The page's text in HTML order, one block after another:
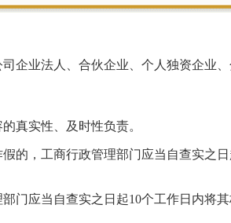
企业法人、合伙企业、个人独资企业
真实性、及时性负责。
的，工商行政管理部门应当自查实之
门应当自查实之日起10个工作日内将